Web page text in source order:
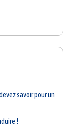
savoir pour un
!